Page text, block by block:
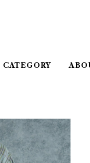
CATEGORY